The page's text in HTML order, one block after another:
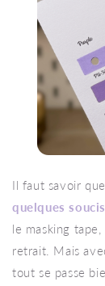
Il faut savoir
quelques soucis
le masking tape,
retrait. Mais
tout se passe